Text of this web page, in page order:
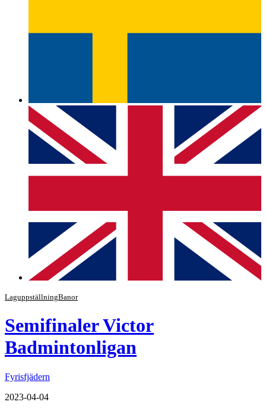
LaguppställningBanor
Semifinaler Victor
Badmintonligan
Fyrisfjädern
2023-04-04